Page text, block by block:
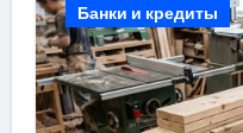
Банки и кредиты